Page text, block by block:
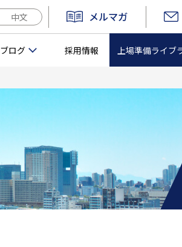
中文 メルマガ
ブログ 採用情報 上場準備ライブ